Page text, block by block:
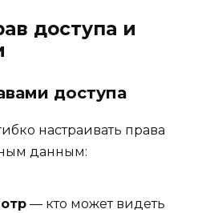
доступа и
доступа
настраивать права
данным:
— кто может видеть